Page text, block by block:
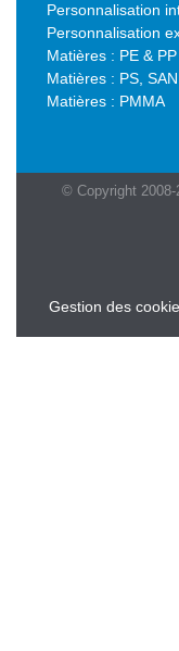
Personnalisation
Personnalisation
Matières : PE & PP
Matières : PS,
Matières : PMMA
© Copyright 2008-
Gestion des